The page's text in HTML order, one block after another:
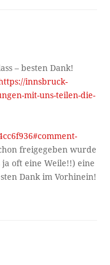
– besten Dank!
innsbruck-
mit-uns-teilen-die-
freigegeben wurde
oft eine Weile!!) eine
Dank im Vorhinein!